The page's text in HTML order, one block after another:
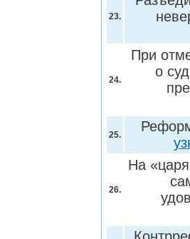
23.
24.
При
о
25.
26.
На